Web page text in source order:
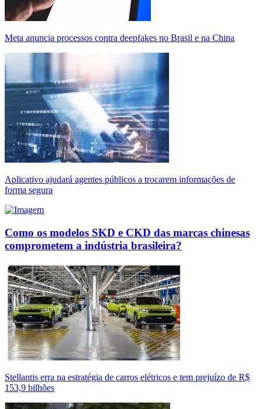
Meta anuncia processos contra deepfakes no Brasil e na China
Aplicativo ajudará agentes públicos a trocarem informações de
forma segura
Como os modelos SKD e CKD das marcas chinesas
comprometem a indústria brasileira?
Stellantis erra na estratégia de carros elétricos e tem prejuízo de R$
153,9 bilhões